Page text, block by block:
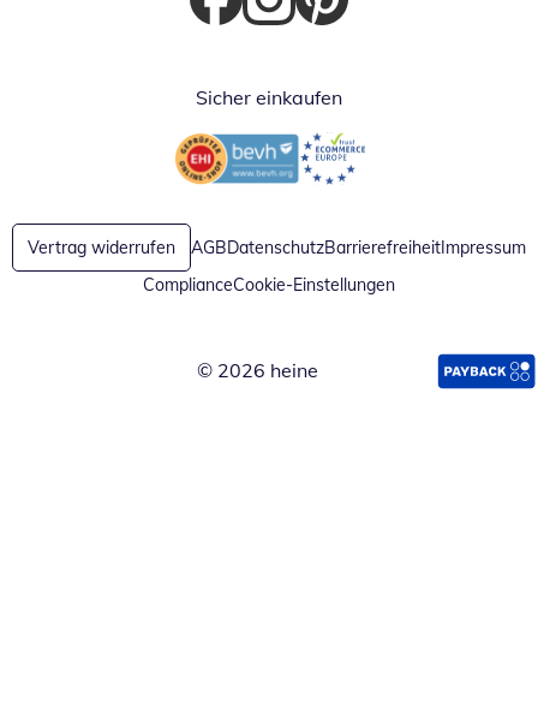
Öffnet in neuem Fenster
Öffnet in neuem Fenster
Öffnet in neuem Fenster
Sicher einkaufen
Öffnet in neuem FensterÖffnet in neuem Fenster
Vertrag widerrufen AGBDatenschutzBarrierefreiheitImpressum
ComplianceCookie-Einstellungen
© 2026 heine